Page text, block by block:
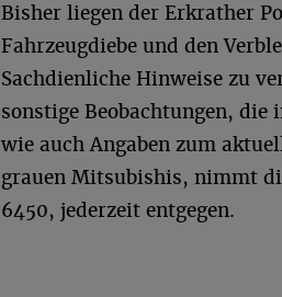
Bisher liegen der Erkrather
Fahrzeugdiebe und den
Sachdienliche Hinweise zu
sonstige Beobachtungen, die
wie auch Angaben zum
grauen Mitsubishis, nimmt
6450, jederzeit entgegen.